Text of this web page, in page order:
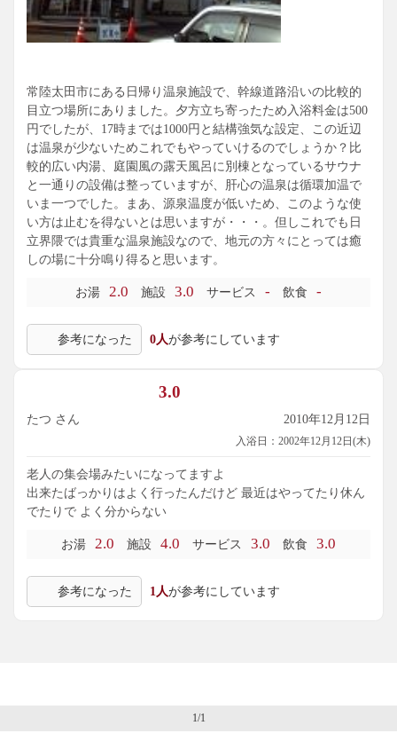
常陸太田市にある日帰り温泉施設で、幹線道路沿いの比較的
目立つ場所にありました。夕方立ち寄ったため入浴料金は500
円でしたが、17時までは1000円と結構強気な設定、この近辺
は温泉が少ないためこれでもやっていけるのでしょうか？比
較的広い内湯、庭園風の露天風呂に別棟となっているサウナ
と一通りの設備は整っていますが、肝心の温泉は循環加温で
いま一つでした。まあ、源泉温度が低いため、このような使
い方は止むを得ないとは思いますが・・・。但しこれでも日
立界隈では貴重な温泉施設なので、地元の方々にとっては癒
しの場に十分鳴り得ると思います。
お湯 2.0 施設 3.0 サービス - 飲食 -
参考になった 0人が参考にしています
3.0
たつ さん 2010年12月12日
入浴日：2002年12月12日(木)
老人の集会場みたいになってますよ
出来たばっかりはよく行ったんだけど 最近はやってたり休ん
でたりで よく分からない
お湯 2.0 施設 4.0 サービス 3.0 飲食 3.0
参考になった 1人が参考にしています
1/1